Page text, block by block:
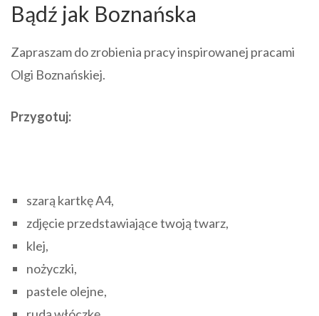
Bądź jak Boznańska
Zapraszam do zrobienia pracy inspirowanej pracami
Olgi Boznańskiej.
Przygotuj:
szarą kartkę A4,
zdjęcie przedstawiające twoją twarz,
klej,
nożyczki,
pastele olejne,